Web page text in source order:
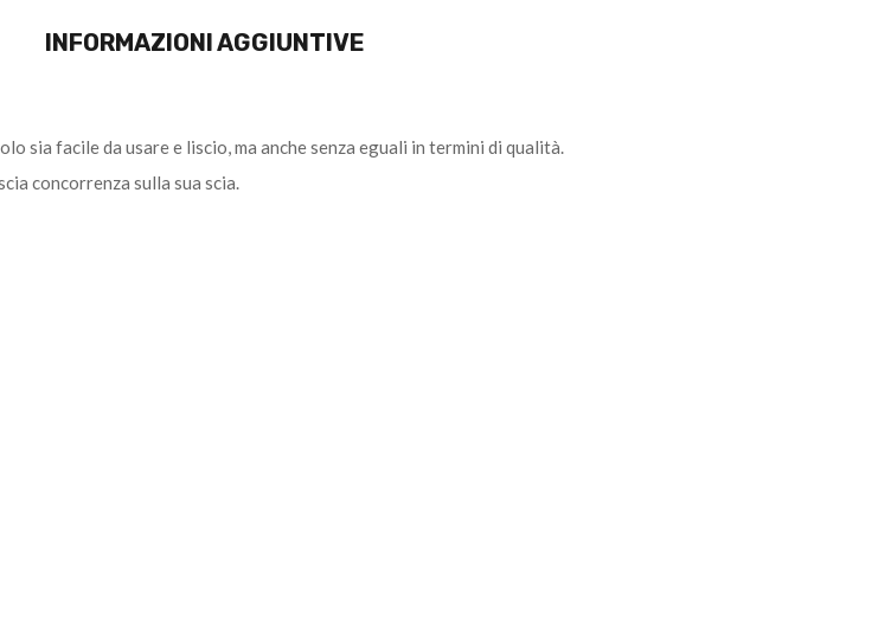
INFORMAZIONI AGGIUNTIVE
sia facile da usare e liscio, ma anche senza eguali in termini di qualità.
concorrenza sulla sua scia.